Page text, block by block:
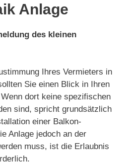
Anlage
des kleinen
Ihres Vermieters in
Sie einen Blick in Ihren
dort keine spezifischen
sind, spricht grundsätzlich
einer Balkon-
Anlage jedoch an der
muss, ist die Erlaubnis